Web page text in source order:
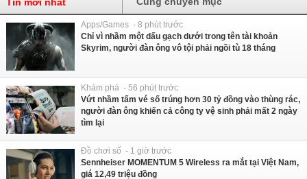
Apps/Games - 8 phút trước
Chỉ vì nhầm một dấu gạch dưới trong tên tài khoản
Skyrim, người đàn ông vô tội phải ngồi tù 18 tháng
Khám phá - 56 phút trước
Vứt nhầm tấm vé số trúng hơn 30 tỷ đồng vào thùng rác,
người đàn ông khiến cả công ty vệ sinh phải mất 2 ngày
tìm lại
Đồ chơi số - 1 giờ trước
Sennheiser MOMENTUM 5 Wireless ra mắt tại Việt Nam,
giá 12,49 triệu đồng